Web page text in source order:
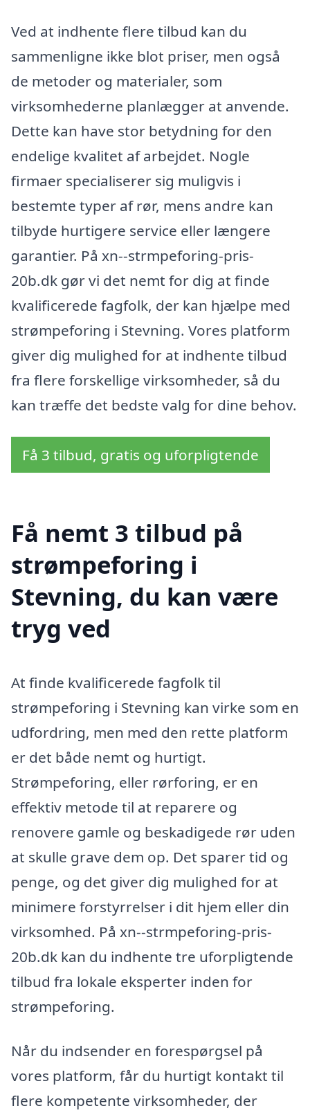
Ved at indhente flere tilbud kan du
sammenligne ikke blot priser, men også
de metoder og materialer, som
virksomhederne planlægger at anvende.
Dette kan have stor betydning for den
endelige kvalitet af arbejdet. Nogle
firmaer specialiserer sig muligvis i
bestemte typer af rør, mens andre kan
tilbyde hurtigere service eller længere
garantier. På xn--strmpeforing-pris-
20b.dk gør vi det nemt for dig at finde
kvalificerede fagfolk, der kan hjælpe med
strømpeforing i Stevning. Vores platform
giver dig mulighed for at indhente tilbud
fra flere forskellige virksomheder, så du
kan træffe det bedste valg for dine behov.
Få 3 tilbud, gratis og uforpligtende
Få nemt 3 tilbud på
strømpeforing i
Stevning, du kan være
tryg ved
At finde kvalificerede fagfolk til
strømpeforing i Stevning kan virke som en
udfordring, men med den rette platform
er det både nemt og hurtigt.
Strømpeforing, eller rørforing, er en
effektiv metode til at reparere og
renovere gamle og beskadigede rør uden
at skulle grave dem op. Det sparer tid og
penge, og det giver dig mulighed for at
minimere forstyrrelser i dit hjem eller din
virksomhed. På xn--strmpeforing-pris-
20b.dk kan du indhente tre uforpligtende
tilbud fra lokale eksperter inden for
strømpeforing.
Når du indsender en forespørgsel på
vores platform, får du hurtigt kontakt til
flere kompetente virksomheder, der